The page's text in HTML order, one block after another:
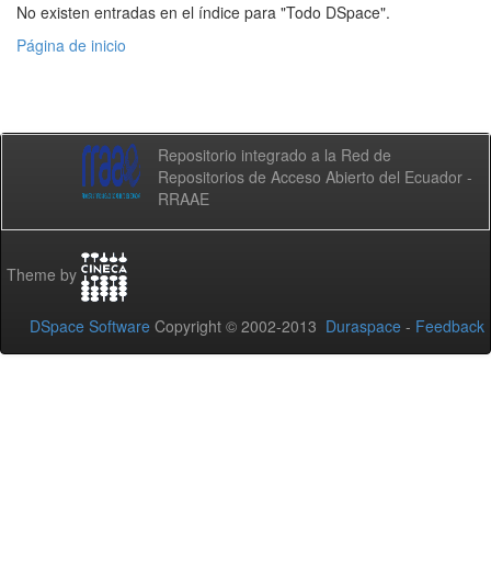
No existen entradas en el índice para "Todo DSpace".
Página de inicio
Repositorio integrado a la Red de
Repositorios de Acceso Abierto del Ecuador -
RRAAE
Theme by
DSpace Software Copyright © 2002-2013 Duraspace - Feedback